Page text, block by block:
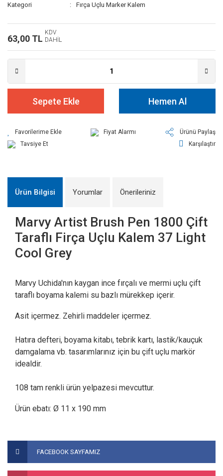
Kategori
Fırça Uçlu Marker Kalem
63,00 TL
KDV
DAHİL
Sepete Ekle Hemen Al
Fiyat Alarmı
Ürünü Paylaş
Tavsiye Et
Karşılaştır
Ürün Bilgisi Yorumlar Önerileriniz
Marvy Artist Brush Pen 1800 Çift
Taraflı Firça Uçlu Kalem 37 Light
Cool Grey
Marvy Uchida'nın kaygan ince fırçalı ve mermi uçlu çift
taraflı boyama kalemi su bazlı mürekkep içerir.
Asit içermez. Zehirli maddeler içermez.
Hatıra defteri, boyama kitabı, tebrik kartı, lastik/kauçuk
damgalama vb. tasarımlarınız için bu çift uçlu markör
idealdir.
108 tam renkli ürün yelpazesi mevcuttur.
Ürün ebatı: Ø 11 x 190 mm
Bu ürüne ilk yorumu siz yapın!
kullanarak tarafımıza iletebilirsiniz.
Görüş ve önerileriniz için teşekkür ederiz.
FACEBOOK SAYFAMIZ